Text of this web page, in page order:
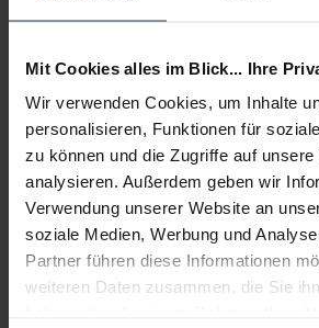
Mit Cookies alles im Blick... Ihre
Wir verwenden Cookies, um Inhalte
personalisieren, Funktionen für
zu können und die Zugriffe auf
analysieren. Außerdem geben wir
Verwendung unserer Website an
soziale Medien, Werbung und
Partner führen diese Informationen
weiteren Daten zusammen, die Sie
Media
Manufacturer & Product Safety
Folgende Infos zum Hersteller sind
More articles from +++ Miller +++